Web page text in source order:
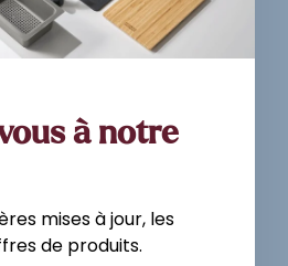
newsletter and
à notre
mises à jour, les
de produits.